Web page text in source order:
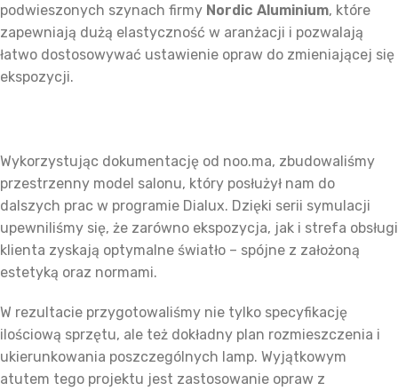
podwieszonych szynach firmy Nordic Aluminium, które
zapewniają dużą elastyczność w aranżacji i pozwalają
łatwo dostosowywać ustawienie opraw do zmieniającej się
ekspozycji.
Wykorzystując dokumentację od noo.ma, zbudowaliśmy
przestrzenny model salonu, który posłużył nam do
dalszych prac w programie Dialux. Dzięki serii symulacji
upewniliśmy się, że zarówno ekspozycja, jak i strefa obsługi
klienta zyskają optymalne światło – spójne z założoną
estetyką oraz normami.
W rezultacie przygotowaliśmy nie tylko specyfikację
ilościową sprzętu, ale też dokładny plan rozmieszczenia i
ukierunkowania poszczególnych lamp. Wyjątkowym
atutem tego projektu jest zastosowanie opraw z